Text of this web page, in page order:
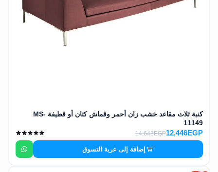
كنبة ثلاث مقاعد خشب زان أحمر وقماش كتان أو قطيفة MS-
11149
12,446EGP
14,643EGP
إضافة إلى عربة التسوق